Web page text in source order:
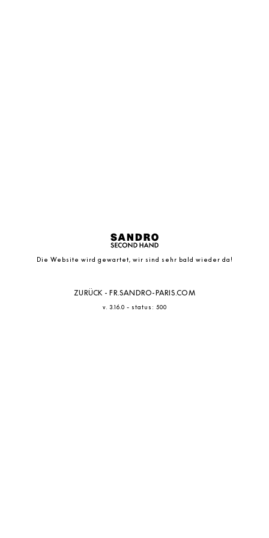
Die Website wird gewartet, wir sind sehr bald wieder da!
ZURÜCK - FR.SANDRO-PARIS.COM
v. 3.16.0 - status: 500